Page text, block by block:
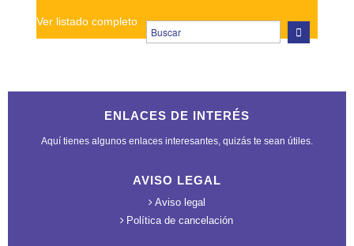
Ver listado completo
ENLACES DE INTERÉS
Aquí tienes algunos enlaces interesantes, quizás te sean útiles.
AVISO LEGAL
Aviso legal
Política de cancelación